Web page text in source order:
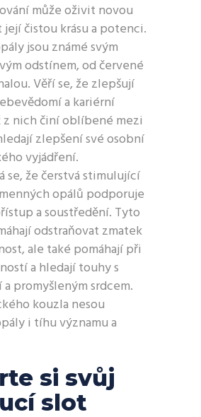
může oživit novou
čistou krásu a potenci.
jsou známé svým
odstínem, od červené
Věří se, že zlepšují
a kariérní
nich činí oblíbené mezi
zlepšení své osobní
vyjádření.
se, že čerstvá stimulující
opálů podporuje
a soustředění. Tyto
odstraňovat zmatek
ale také pomáhají při
a hledají touhy s
a promyšleným srdcem.
kouzla nesou
i tíhu významu a
si svůj
slot